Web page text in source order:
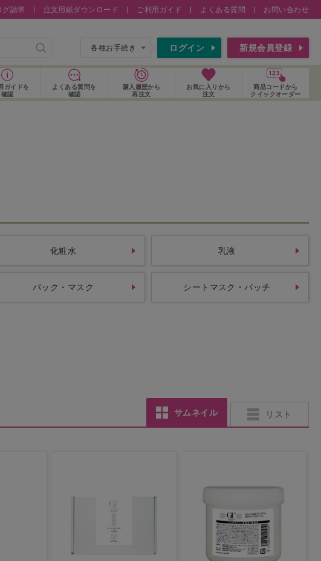
グ請求 注文用紙ダウンロード ご利用ガイド よくある質問 お問い合わせ
検索 各種お手続き ログイン 新規会員登録
ガイドを
確認
よくある質問を
確認
購入履歴から
再注文
お気に入り から
注文
商品コードから
クイックオーダー
化粧水 乳液
パック・マスク シートマスク・パッチ
サムネイル リスト